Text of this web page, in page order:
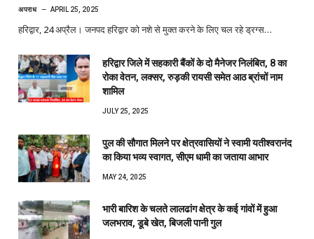
अपराध APRIL 25, 2025
हरिद्वार, 24 अप्रैल। जनपद हरिद्वार को नशे से मुक्त करने के लिए चल रहे ड्रग्स…
हरिद्वार जिले में सहकारी बैंकों के दो मैनेजर निलंबित, 8 का
रोका वेतन, लक्सर, रुड़की रायसी समेत आठ ब्रांचों नाम
शामिल
JULY 25, 2025
पुल की सौगात मिलने पर क्षेत्रवासियों ने स्वामी यतीश्वरानंद
का किया भव्य स्वागत, सीएम धामी का जताया आभार
MAY 24, 2025
भारी बारिश के चलते लालढांग क्षेत्र के कई गांवों में हुआ
जलभराव, डूबे खेत, बिजली पानी गुल